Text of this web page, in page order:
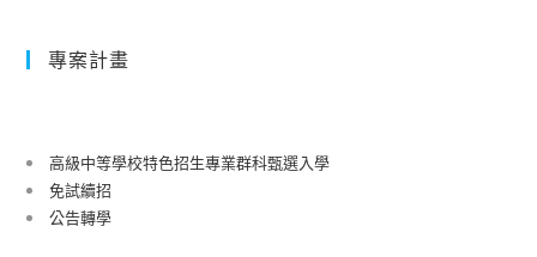
專案計畫
高級中等學校特色招生專業群科甄選入學
免試續招
公告轉學